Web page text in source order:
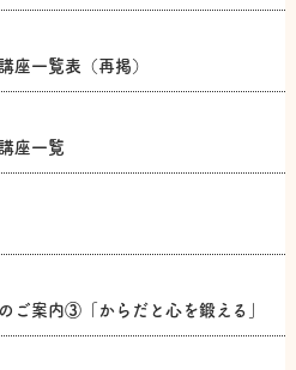
座一覧表（再掲）
座一覧
ご案内③「からだと心を鍛える」